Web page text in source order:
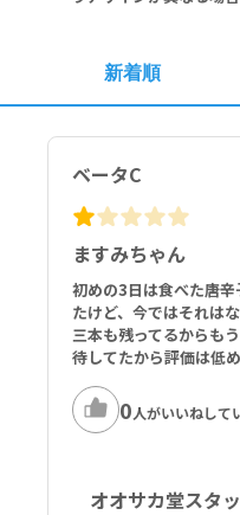
有用成分：
Chitosan 150mg, L-カルニ
メエキス 100mg、酵母β－
ミノ酸キレート 5mg、ピリ
その他の成分：食用ゼラチ
新着順
ベータC
ますみちゃん
初めの3日は食べた唐
たけど、今ではそれは
三本も残ってるからも
待してたから評価は低め
0人がいいねして
オオサカ堂スタ